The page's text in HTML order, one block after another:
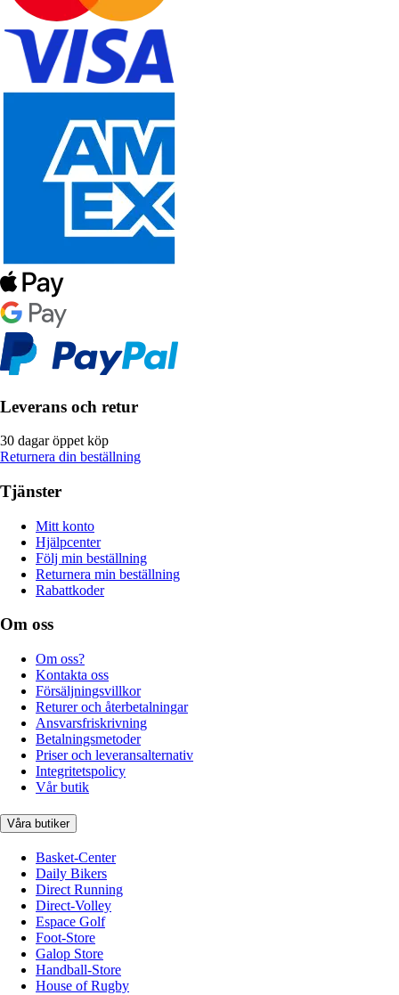
Leverans och retur
30 dagar öppet köp
Returnera din beställning
Tjänster
Mitt konto
Hjälpcenter
Följ min beställning
Returnera min beställning
Rabattkoder
Om oss
Om oss?
Kontakta oss
Försäljningsvillkor
Returer och återbetalningar
Ansvarsfriskrivning
Betalningsmetoder
Priser och leveransalternativ
Integritetspolicy
Vår butik
Våra butiker
Basket-Center
Daily Bikers
Direct Running
Direct-Volley
Espace Golf
Foot-Store
Galop Store
Handball-Store
House of Rugby